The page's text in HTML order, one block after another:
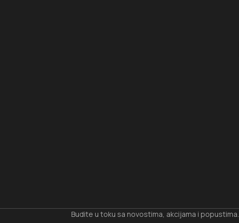
Budite u toku sa novostima, akcijama i popustima.